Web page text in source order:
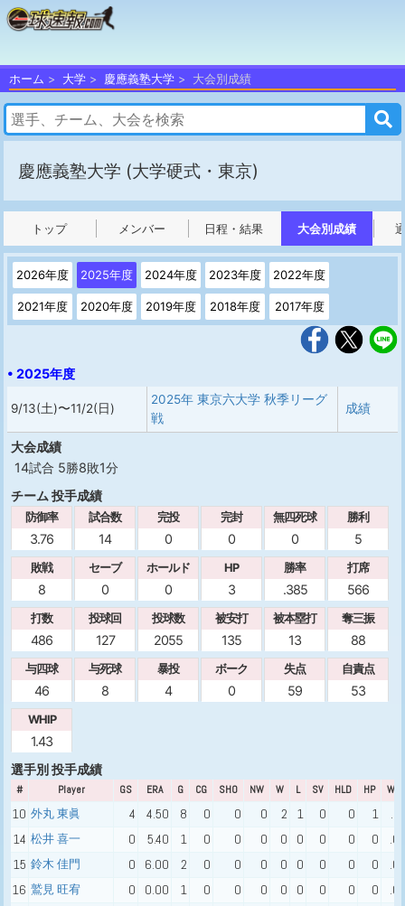
ホーム 大学 慶應義塾大学 大会別成績
慶應義塾大学 (大学硬式・東京)
トップ メンバー 日程・結果 大会別成績
2026年度 2025年度 2024年度 2023年度 2022年度
2021年度 2020年度 2019年度 2018年度 2017年度
• 2025年度
9/13(土)〜11/2(日)
2025年 東京六大学 秋季リーグ
戦
成績
大会成績
14試合 5勝8敗1分
チーム 投手成績
防御率
3.76
試合数
14
完投
0
完封
0
無四死球
0
勝利
5
敗戦
8
セーブ
0
ホールド
0
HP
3
勝率
.385
打席
566
打数
486
投球回
127
投球数
2055
被安打
135
被本塁打
13
奪三振
88
与四球
46
与死球
8
暴投
4
ボーク
0
失点
59
自責点
53
WHIP
1.43
選手別 投手成績
# Player GS ERA G CG SHO NW W L SV HLD HP
10 外丸 東眞 4 4.50 8 0 0 0 2 1 0 0 1
14 松井 喜一 0 5.40 1 0 0 0 0 0 0 0 0
15 鈴木 佳門 0 6.00 2 0 0 0 0 0 0 0 0
16 鷲見 旺宥 0 0.00 1 0 0 0 0 0 0 0 0